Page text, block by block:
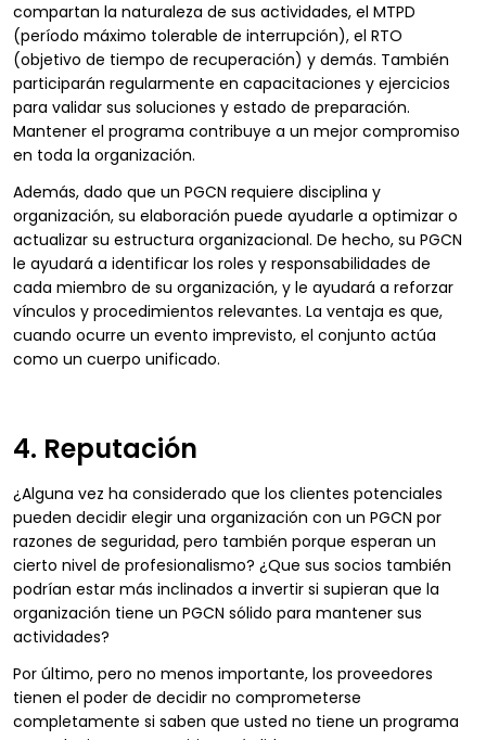
compartan la naturaleza de sus actividades, el MTPD
(período máximo tolerable de interrupción), el RTO
(objetivo de tiempo de recuperación) y demás. También
participarán regularmente en capacitaciones y ejercicios
para validar sus soluciones y estado de preparación.
Mantener el programa contribuye a un mejor compromiso
en toda la organización.
Además, dado que un PGCN requiere disciplina y
organización, su elaboración puede ayudarle a optimizar o
actualizar su estructura organizacional. De hecho, su PGCN
le ayudará a identificar los roles y responsabilidades de
cada miembro de su organización, y le ayudará a reforzar
vínculos y procedimientos relevantes. La ventaja es que,
cuando ocurre un evento imprevisto, el conjunto actúa
como un cuerpo unificado.
4. Reputación
¿Alguna vez ha considerado que los clientes potenciales
pueden decidir elegir una organización con un PGCN por
razones de seguridad, pero también porque esperan un
cierto nivel de profesionalismo? ¿Que sus socios también
podrían estar más inclinados a invertir si supieran que la
organización tiene un PGCN sólido para mantener sus
actividades?
Por último, pero no menos importante, los proveedores
tienen el poder de decidir no comprometerse
completamente si saben que usted no tiene un programa